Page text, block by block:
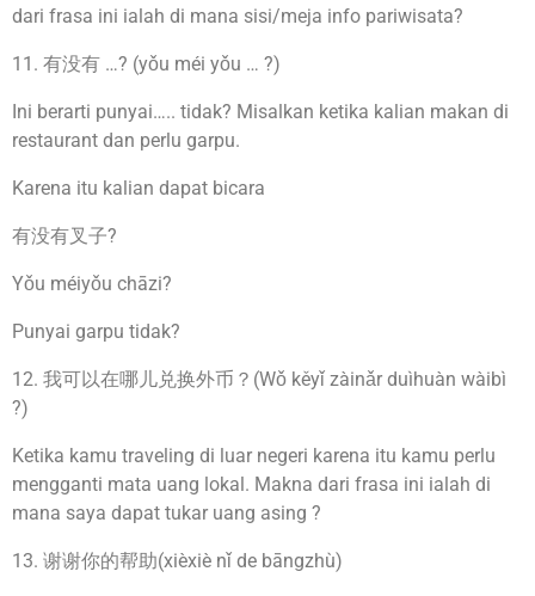
dari frasa ini ialah di mana sisi/meja info pariwisata?
11. 有没有 …? (yǒu méi yǒu … ?)
Ini berarti punyai….. tidak? Misalkan ketika kalian makan di
restaurant dan perlu garpu.
Karena itu kalian dapat bicara
有没有叉子?
Yǒu méiyǒu chāzi?
Punyai garpu tidak?
12. 我可以在哪儿兑换外币？(Wǒ kěyǐ zàinǎr duìhuàn wàibì
?)
Ketika kamu traveling di luar negeri karena itu kamu perlu
mengganti mata uang lokal. Makna dari frasa ini ialah di
mana saya dapat tukar uang asing ?
13. 谢谢你的帮助(xièxiè nǐ de bāngzhù)